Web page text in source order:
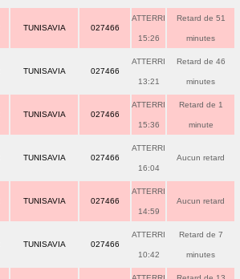
TUNISAVIA 027466
ATTERRI
15:26
Retard de 51
minutes
TUNISAVIA 027466
ATTERRI
13:21
Retard de 46
minutes
TUNISAVIA 027466
ATTERRI
15:36
Retard de 1
minute
TUNISAVIA 027466
ATTERRI
16:04
Aucun retard
TUNISAVIA 027466
ATTERRI
14:59
Aucun retard
TUNISAVIA 027466
ATTERRI
10:42
Retard de 7
minutes